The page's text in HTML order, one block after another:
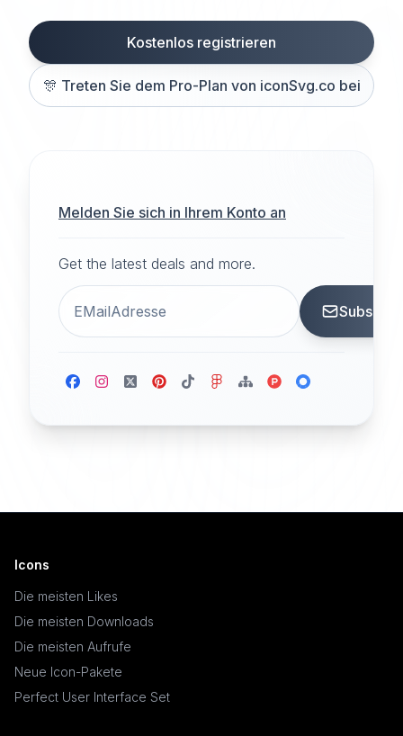
Kostenlos registrieren
🎊 Treten Sie dem Pro-Plan von iconSvg.co bei
Melden Sie sich in Ihrem Konto an
Get the latest deals and more.
Icons
Die meisten Likes
Die meisten Downloads
Die meisten Aufrufe
Neue Icon-Pakete
Perfect User Interface Set